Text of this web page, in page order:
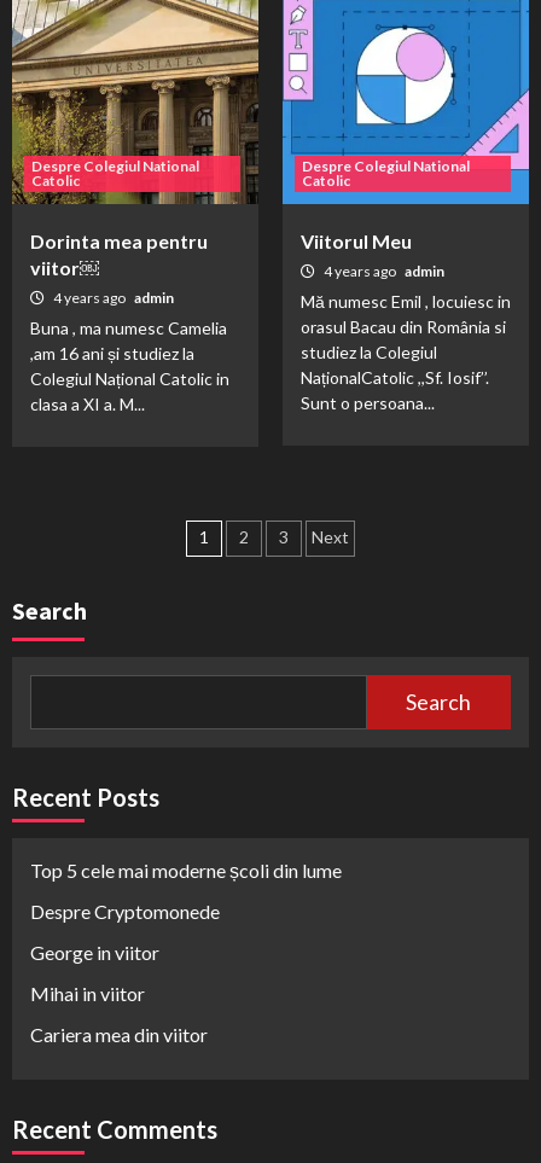
Despre Colegiul National
Catolic
Dorinta mea pentru
viitor￼
4 years ago admin
Buna , ma numesc Camelia
,am 16 ani și studiez la
Colegiul Național Catolic in
clasa a XI a. M...
Despre Colegiul National
Catolic
Viitorul Meu
4 years ago admin
Mă numesc Emil , locuiesc in
orasul Bacau din România si
studiez la Colegiul
NaționalCatolic ,,Sf. Iosif’’.
Sunt o persoana...
Posts
1 2 3 Next
Search
Search
Recent Posts
Top 5 cele mai moderne școli din lume
Despre Cryptomonede
George in viitor
Mihai in viitor
Cariera mea din viitor
Recent Comments